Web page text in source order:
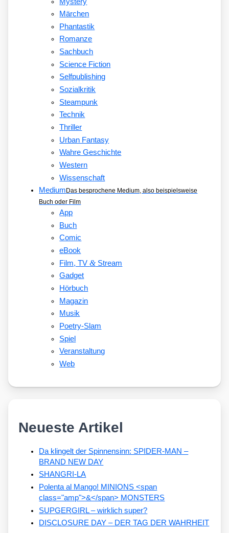
Märchen
Phantastik
Romanze
Sachbuch
Science Fiction
Selfpublishing
Sozialkritik
Steampunk
Technik
Thriller
Urban Fantasy
Wahre Geschichte
Western
Wissenschaft
Medium Das besprochene Medium, also beispielsweise
Buch oder Film
App
Buch
Comic
eBook
Film, TV&Stream
Gadget
Hörbuch
Magazin
Musik
Poetry-Slam
Spiel
Veranstaltung
Web
Neueste Artikel
Da klingelt der Spinnensinn: SPIDER-MAN –
BRAND NEW DAY
SHANGRI-LA
Polenta al Mango! MINIONS <span
class="amp">&</span> MONSTERS
SUPGERGIRL – wirklich super?
DISCLOSURE DAY – DER TAG DER WAHRHEIT